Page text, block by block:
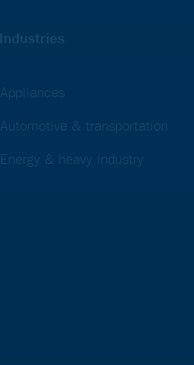
Industries
Appliances
Automotive & transportation
Energy & heavy industry